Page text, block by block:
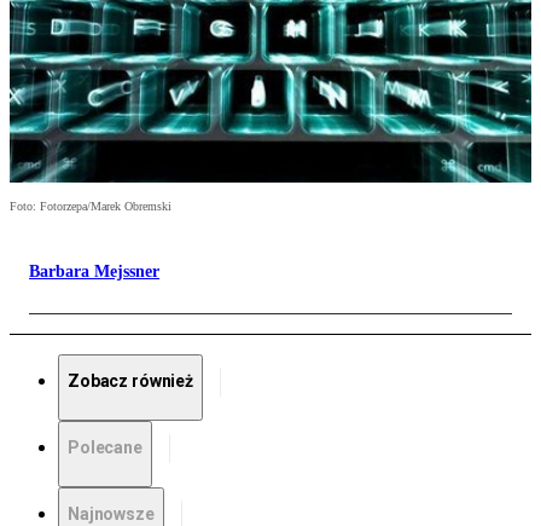
Foto: Fotorzepa/Marek Obremski
Barbara Mejssner
Zobacz również
Polecane
Najnowsze